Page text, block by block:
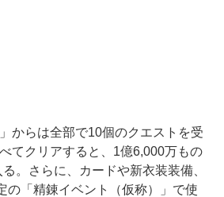
からは全部で10個のクエストを受
てクリアすると、1億6,000万もの
。さらに、カードや新衣装装備、
の「精錬イベント（仮称）」で使